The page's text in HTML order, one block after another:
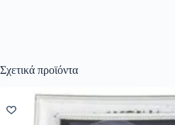
Σχετικά προϊόντα